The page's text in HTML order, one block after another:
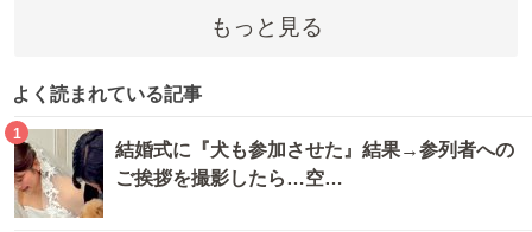
もっと見る
よく読まれている記事
1
結婚式に『犬も参加させた』結果→参列者への
ご挨拶を撮影したら…空…